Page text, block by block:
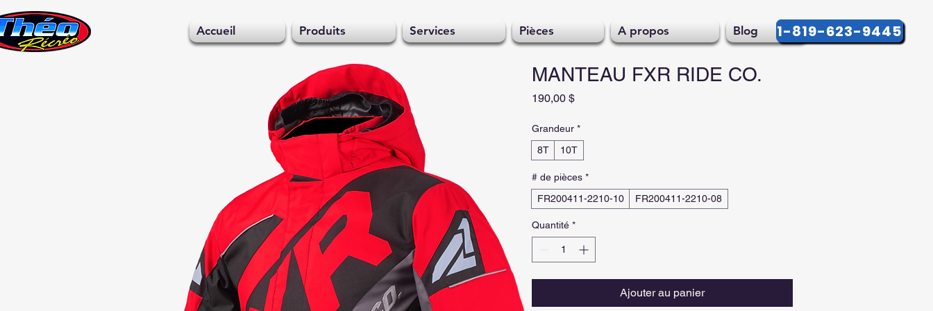
Accueil Produits Services Pièces A propos Blog 1-819-623-9445
MANTEAU FXR RIDE CO.
190,00 $Prix
Grandeur *
8T
10T
# de pièces *
FR200411-2210-10
FR200411-2210-08
Quantité *
Ajouter au panier